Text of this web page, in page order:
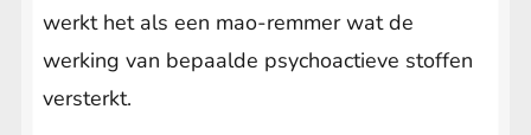
werkt het als een mao-remmer wat de
werking van bepaalde psychoactieve stoffen
versterkt.